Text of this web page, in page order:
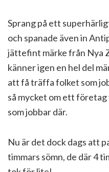
Sprang på ett
och spanade även in
jättefint märke från Nya
känner igen en hel del
att få träffa folket som
så mycket om ett
som jobbar där.
Nu är det dock dags att
timmars sömn, de där 4